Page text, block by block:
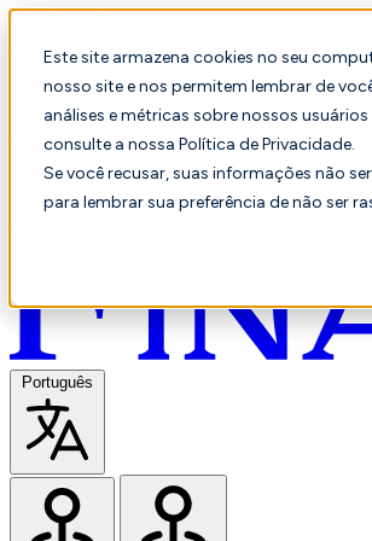
Este site armazena cookies no seu
nosso site e nos permitem lembrar de
análises e métricas sobre nossos
consulte a nossa Política de Privacidade.
Se você recusar, suas informações não
para lembrar sua preferência de não ser
Português